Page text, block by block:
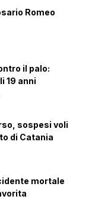
Romeo
il palo:
19 anni
sospesi voli
di Catania
mortale